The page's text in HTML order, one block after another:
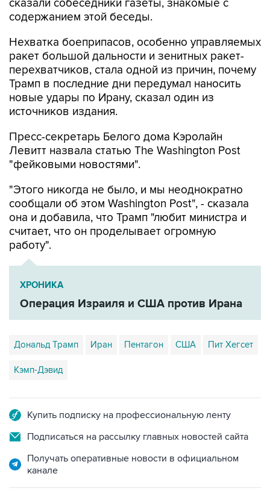
Нехватка боеприпасов, особенно управляемых
перехватчиков, стала одной из причин, почему
Трамп в последние дни передумал наносить
новые удары по Ирану, сказал один из
источников издания.
Пресс-секретарь Белого дома Кэролайн
"фейковыми новостями".
"Этого никогда не было, и мы неоднократно
она и добавила, что Трамп "любит министра и
считает, что он проделывает огромную
работу".
ХРОНИКА
Операция Израиля и США против Ирана
Дональд Трамп Иран Пентагон США Пит Хегсет
Кэмп-Дэвид
Подписаться на рассылку главных новостей сайта
Получать оперативные новости в официальном